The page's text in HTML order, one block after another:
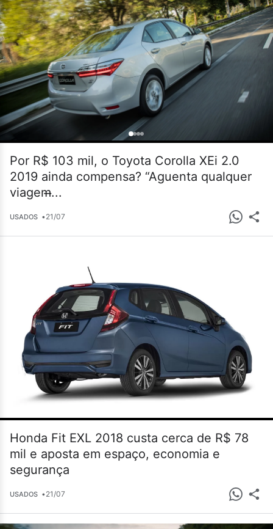
Por R$ 103 mil, o Toyota Corolla XEi 2.0
2019 ainda compensa? “Aguenta qualquer
viagem̶...
USADOS •21/07
Honda Fit EXL 2018 custa cerca de R$ 78
mil e aposta em espaço, economia e
segurança
USADOS •21/07